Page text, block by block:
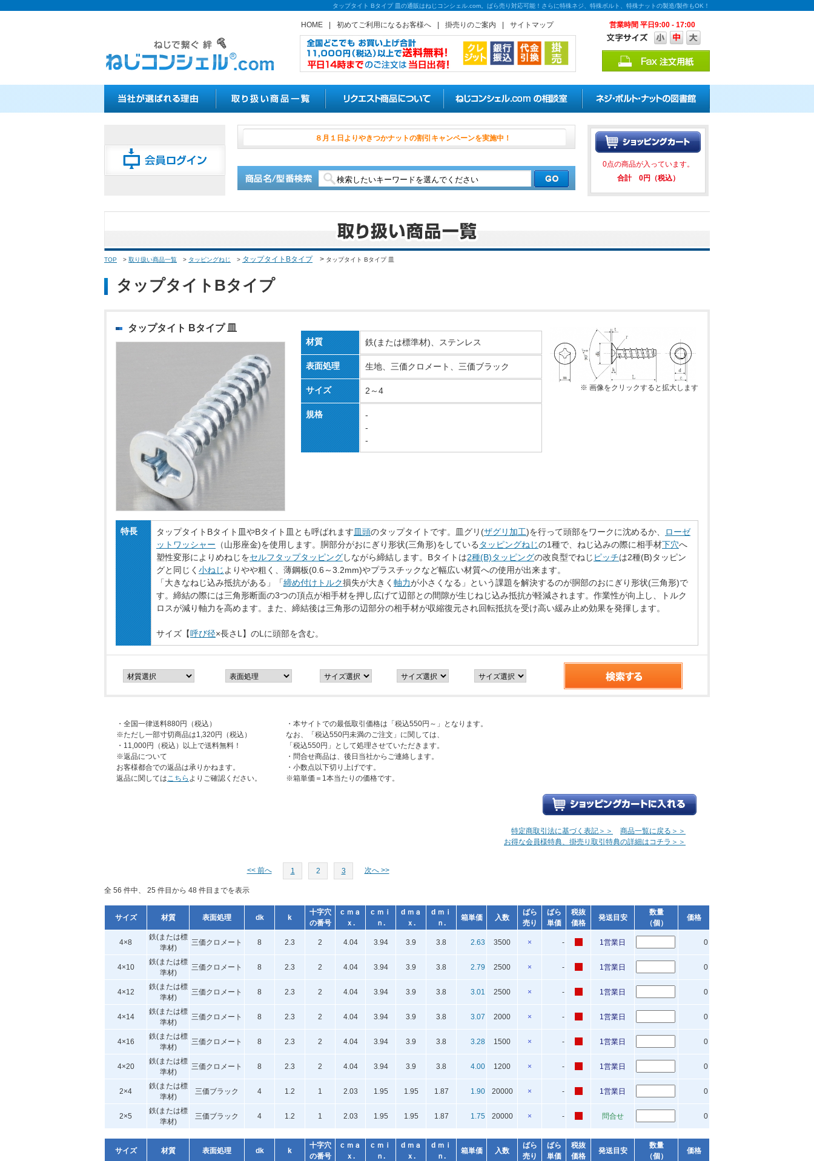
タップタイト Bタイプ 皿の通販はねじコンシェル.com。ばら売り対応可能！さらに特殊ネジ、特殊ボルト、特殊ナットの製造/製作もOK！
HOME 初めてご利用になるお客様へ 掛売りのご案内 サイトマップ 営業時間 平日9:00 - 17:00
８月１日よりやきつかナットの割引キャンペーンを実施中！
0点の商品が入っています。
合計 0円（税込）
TOP > 取り扱い商品一覧 > タッピングねじ > タップタイトBタイプ> タップタイト Bタイプ 皿
タップタイトBタイプ
タップタイト Bタイプ 皿
材質 鉄(または標準材)、ステンレス
表面処理 生地、三価クロメート、三価ブラック
サイズ 2～4
規格
-
-
-
※ 画像をクリックすると拡大します
特長 タップタイトBタイト皿やBタイト皿とも呼ばれます 皿頭のタップタイトです。皿グリ(ザグリ加工)を行って頭部をワークに沈めるか、
ローゼ
ットワッシャー （山形座金)を使用します。胴部分がおにぎり形状(三角形)をしている タッピングねじの1種で、ねじ込みの際に相手材下穴へ
塑性変形によりめねじをセルフタップタッピングしながら締結します。Bタイトは2種(B)タッピングの改良型でねじ ピッチは2種(B)タッピン
グと同じく 小ねじ よりやや粗く、薄鋼板(0.6～3.2mm)やプラスチックなど幅広い材質への使用が出来ます。
「大きなねじ込み抵抗がある」「締め付けトルク損失が大きく 軸力が小さくなる」という課題を解決するのが胴部のおにぎり形状(三角形)で
す。締結の際には三角形断面の3つの頂点が相手材を押し広げて辺部との間隙が生じねじ込み抵抗が軽減されます。作業性が向上し、トルク
ロスが減り軸力を高めます。また、締結後は三角形の辺部分の相手材が収縮復元され回転抵抗を受け高い緩み止め効果を発揮します。
サイズ【呼び径×長さL】のLに頭部を含む。
・全国一律送料880円（税込）
※ただし一部寸切商品は1,320円（税込）
・11,000円（税込）以上で送料無料！
※返品について
お客様都合での返品は承りかねます。
返品に関してはこちら よりご確認ください。
・本サイトでの最低取引価格は「税込550円～」となります。
なお、「税込550円未満のご注文」に関しては、
「税込550円」として処理させていただきます。
・問合せ商品は、後日当社からご連絡します。
・小数点以下切り上げです。
※箱単価＝1本当たりの価格です。
特定商取引法に基づく表記＞＞
商品一覧に戻る＞＞
お得な会員様特典、掛売り取引特典の詳細はコチラ＞＞
<< 前へ 1 2 3 次へ >>
全 56 件中、 25 件目から 48 件目までを表示
サイズ 材質 表面処理 dk k
十字穴
の番号
c ｍａ
ｘ.
c ｍｉ
ｎ.
d ｍａ
ｘ.
d ｍｉ
ｎ.
箱単価 入数
ばら
売り
ばら
単価
税抜
価格
発送目安
数量
（個）
価格
4×8
鉄(または標
準材)
三価クロメート 8 2.3 2 4.04 3.94 3.9 3.8 2.63 3500 × - 1営業日 0
4×10
鉄(または標
準材)
三価クロメート 8 2.3 2 4.04 3.94 3.9 3.8 2.79 2500 × - 1営業日 0
4×12
鉄(または標
準材)
三価クロメート 8 2.3 2 4.04 3.94 3.9 3.8 3.01 2500 × - 1営業日 0
4×14
鉄(または標
準材)
三価クロメート 8 2.3 2 4.04 3.94 3.9 3.8 3.07 2000 × - 1営業日 0
4×16
鉄(または標
準材)
三価クロメート 8 2.3 2 4.04 3.94 3.9 3.8 3.28 1500 × - 1営業日 0
4×20
鉄(または標
準材)
三価クロメート 8 2.3 2 4.04 3.94 3.9 3.8 4.00 1200 × - 1営業日 0
2×4
鉄(または標
準材)
三価ブラック 4 1.2 1 2.03 1.95 1.95 1.87 1.90 20000 × - 1営業日 0
2×5
鉄(または標
準材)
三価ブラック 4 1.2 1 2.03 1.95 1.95 1.87 1.75 20000 × - 問合せ 0
サイズ 材質 表面処理 dk k
十字穴
の番号
c ｍａ
ｘ.
c ｍｉ
ｎ.
d ｍａ
ｘ.
d ｍｉ
ｎ.
箱単価 入数
ばら
売り
ばら
単価
税抜
価格
発送目安
数量
（個）
価格